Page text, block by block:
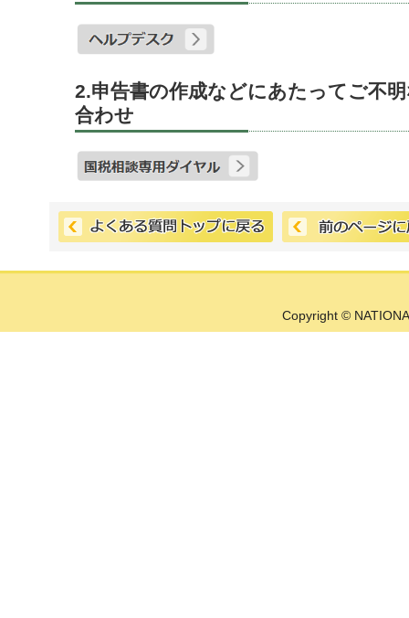
2.申告書の作成などにあたってご不
合わせ
Copyright ©